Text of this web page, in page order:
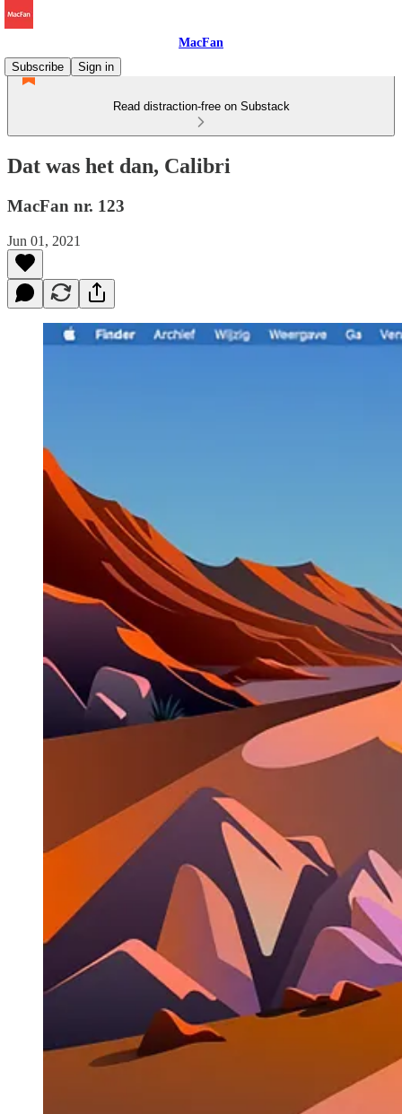
MacFan
Subscribe
Sign in
Read distraction-free on Substack
Dat was het dan, Calibri
MacFan nr. 123
Jun 01, 2021